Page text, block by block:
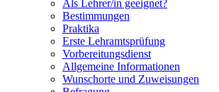
Als Lehrer/in geeignet?
Bestimmungen
Praktika
Erste Lehramtsprüfung
Vorbereitungsdienst
Allgemeine Informationen
Wunschorte und Zuweisungen